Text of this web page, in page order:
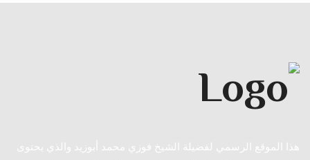
هذا الموقع الرسمي لفضيلة الشيخ فوزي محمد أبوزيد والذي يحتوى